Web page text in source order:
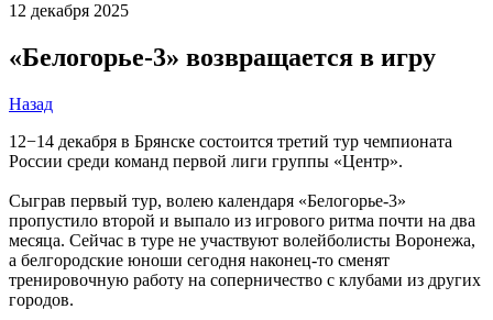
12 декабря 2025
«Белогорье-3» возвращается в игру
Назад
12−14 декабря в Брянске состоится третий тур чемпионата
России среди команд первой лиги группы «Центр».
Сыграв первый тур, волею календаря «Белогорье-3»
пропустило второй и выпало из игрового ритма почти на два
месяца. Сейчас в туре не участвуют волейболисты Воронежа,
а белгородские юноши сегодня наконец-то сменят
тренировочную работу на соперничество с клубами из других
городов.